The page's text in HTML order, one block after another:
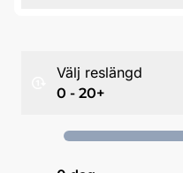
Välj reslängd
0 - 20+